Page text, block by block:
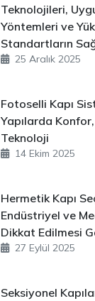
Teknolojileri,
Yöntemleri ve
Standartların
25 Aralık 2025
Fotoselli Kapı
Yapılarda
Teknoloji
14 Ekim 2025
Hermetik Kapı
Endüstriyel ve
Dikkat Edilmesi
27 Eylül 2025
Seksiyonel